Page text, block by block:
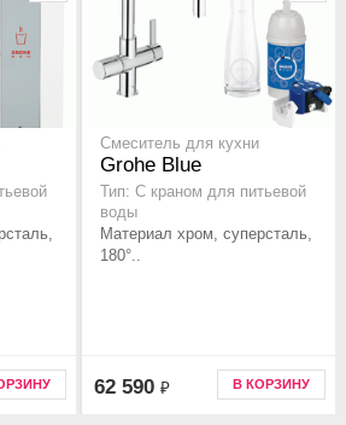
Смеситель для кухни
Grohe Blue
Тип: С краном для питьевой
воды
Материал хром, суперсталь,
180°..
62 590 ₽ В КОРЗИНУ